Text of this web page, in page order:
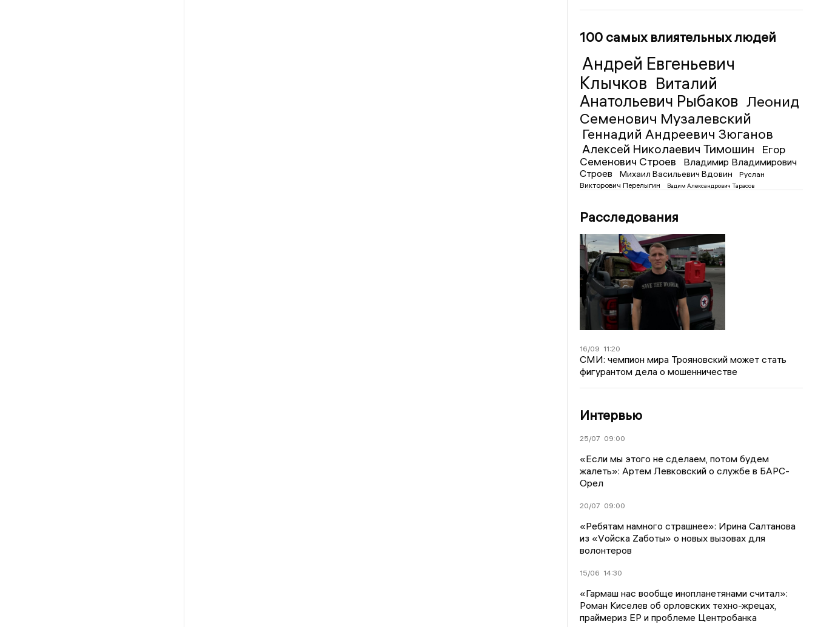
100 самых влиятельных людей
Андрей Евгеньевич
Клычков Виталий
Анатольевич Рыбаков Леонид
Семенович Музалевский
Геннадий Андреевич Зюганов
Алексей Николаевич Тимошин
Егор
Семенович Строев
Владимир Владимирович
Строев
Михаил Васильевич Вдовин
Руслан
Викторович Перелыгин
Вадим Александрович Тарасов
Расследования
16/09 11:20
СМИ: чемпион мира Трояновский может стать
фигурантом дела о мошенничестве
Интервью
25/07 09:00
«Если мы этого не сделаем, потом будем
жалеть»: Артем Левковский о службе в БАРС-
Орел
20/07 09:00
«Ребятам намного страшнее»: Ирина Салтанова
из «Vойска Zаботы» о новых вызовах для
волонтеров
15/06 14:30
«Гармаш нас вообще инопланетянами считал»:
Роман Киселев об орловских техно-жрецах,
праймериз ЕР и проблеме Центробанка